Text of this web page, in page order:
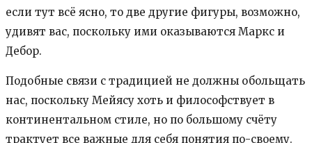
если тут всё ясно, то две другие фигуры, возможно,
удивят вас, поскольку ими оказываются Маркс и
Дебор.
Подобные связи с традицией не должны обольщать
нас, поскольку Мейясу хоть и философствует в
континентальном стиле, но по большому счёту
трактует все важные для себя понятия по-своему.